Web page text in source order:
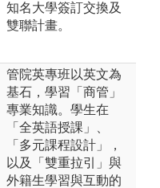
知名大學簽訂交換及
雙聯計畫。
管院英專班以英文為
基石，學習「商管」
專業知識。學生在
「全英語授課」、
「多元課程設計」，
以及「雙重拉引」與
外籍生學習與互動的